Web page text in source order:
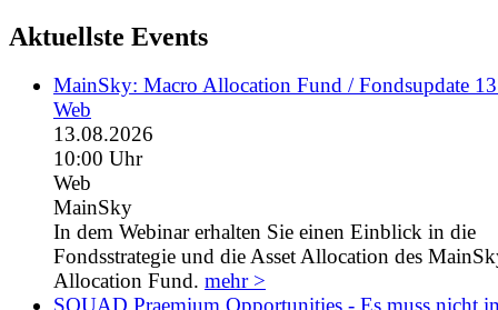
Aktuellste Events
MainSky: Macro Allocation Fund / Fondsupdate
Web
13.08.2026
10:00 Uhr
Web
MainSky
In dem Webinar erhalten Sie einen Einblick in die
Fondsstrategie und die Asset Allocation des
Allocation Fund. mehr >